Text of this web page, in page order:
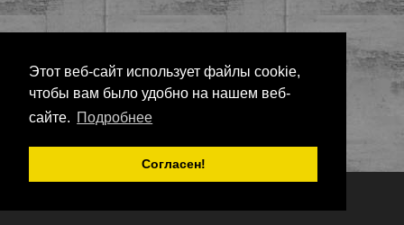
Этот веб-сайт использует файлы cookie,
чтобы вам было удобно на нашем веб-
сайте. Подробнее
Согласен!